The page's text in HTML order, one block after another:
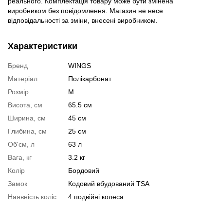
виробником без повідомлення. Магазин не несе
відповідальності за зміни, внесені виробником.
Характеристики
Бренд
WINGS
Матеріал
Полікарбонат
Розмір
M
Висота, см
65.5 см
Ширина, см
45 см
Глибина, см
25 см
Об'єм, л
63 л
Вага, кг
3.2 кг
Колір
Бордовий
Замок
Кодовий вбудований TSA
Наявність коліс
4 подвійні колеса